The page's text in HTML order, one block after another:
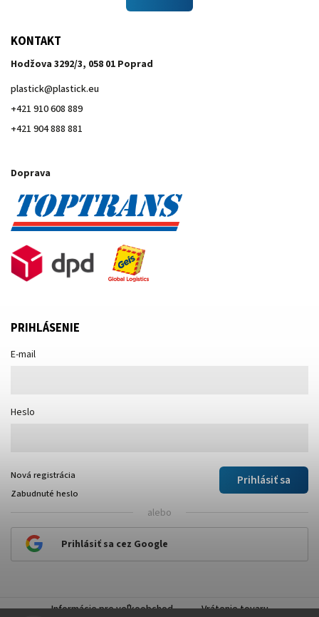
KONTAKT
Hodžova 3292/3, 058 01 Poprad
plastick@plastick.eu
+421 910 608 889
+421 904 888 881
Doprava
PRIHLÁSENIE
E-mail
Heslo
Prihlásiť sa
Nová registrácia
Zabudnuté heslo
alebo
Prihlásiť sa cez Google
Informácie pre veľkoobchod Vrátenie tovaru